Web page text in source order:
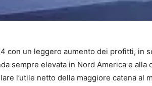
con un leggero aumento dei profitti, in
sempre elevata in Nord America e alla
l’utile netto della maggiore catena al